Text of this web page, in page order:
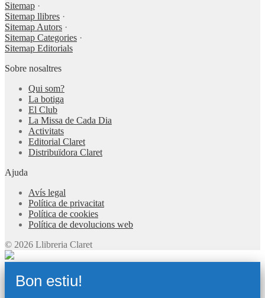
Sitemap ·
Sitemap llibres ·
Sitemap Autors ·
Sitemap Categories ·
Sitemap Editorials
Sobre nosaltres
Qui som?
La botiga
El Club
La Missa de Cada Dia
Activitats
Editorial Claret
Distribuïdora Claret
Ajuda
Avís legal
Política de privacitat
Política de cookies
Política de devolucions web
© 2026 Llibreria Claret
Bon estiu!